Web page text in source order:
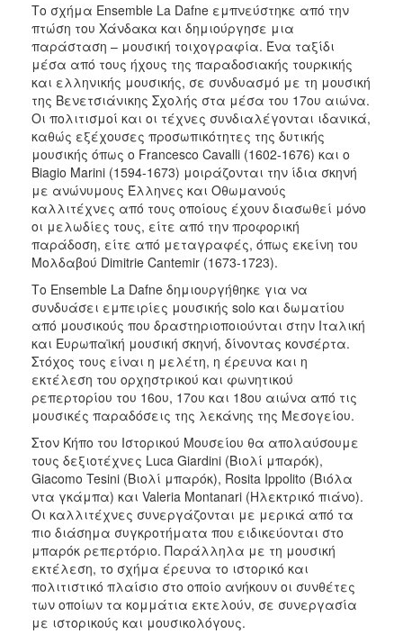
Το σχήμα Ensemble La Dafne εμπνεύστηκε από την
πτώση του Χάνδακα και δημιούργησε μια
παράσταση – μουσική τοιχογραφία. Ένα ταξίδι
μέσα από τους ήχους της παραδοσιακής τουρκικής
και ελληνικής μουσικής, σε συνδυασμό με τη μουσική
της Βενετσιάνικης Σχολής στα μέσα του 17ου αιώνα.
Οι πολιτισμοί και οι τέχνες συνδιαλέγονται ιδανικά,
καθώς εξέχουσες προσωπικότητες της δυτικής
μουσικής όπως ο Francesco Cavalli (1602-1676) και ο
Biagio Marini (1594-1673) μοιράζονται την ίδια σκηνή
με ανώνυμους Έλληνες και Οθωμανούς
καλλιτέχνες από τους οποίους έχουν διασωθεί μόνο
οι μελωδίες τους, είτε από την προφορική
παράδοση, είτε από μεταγραφές, όπως εκείνη του
Μολδαβού Dimitrie Cantemir (1673-1723).
Το Ensemble La Dafne δημιουργήθηκε για να
συνδυάσει εμπειρίες μουσικής solo και δωματίου
από μουσικούς που δραστηριοποιούνται στην Ιταλική
και Ευρωπαϊκή μουσική σκηνή, δίνοντας κονσέρτα.
Στόχος τους είναι η μελέτη, η έρευνα και η
εκτέλεση του ορχηστρικού και φωνητικού
ρεπερτορίου του 16ου, 17ου και 18ου αιώνα από τις
μουσικές παραδόσεις της λεκάνης της Μεσογείου.
Στον Κήπο του Ιστορικού Μουσείου θα απολαύσουμε
τους δεξιοτέχνες Luca Giardini (Βιολί μπαρόκ),
Giacomo Tesini (Βιολί μπαρόκ), Rosita Ippolito (Βιόλα
ντα γκάμπα) και Valeria Montanari (Ηλεκτρικό πιάνο).
Οι καλλιτέχνες συνεργάζονται με μερικά από τα
πιο διάσημα συγκροτήματα που ειδικεύονται στο
μπαρόκ ρεπερτόριο. Παράλληλα με τη μουσική
εκτέλεση, το σχήμα έρευνα το ιστορικό και
πολιτιστικό πλαίσιο στο οποίο ανήκουν οι συνθέτες
των οποίων τα κομμάτια εκτελούν, σε συνεργασία
με ιστορικούς και μουσικολόγους.